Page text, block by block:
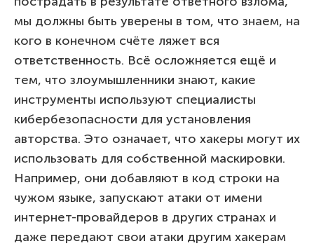
мы должны быть уверены в том, что знаем, на
кого в конечном счёте ляжет вся
ответственность. Всё осложняется ещё и
тем, что злоумышленники знают, какие
инструменты используют специалисты
кибербезопасности для установления
авторства. Это означает, что хакеры могут их
использовать для собственной маскировки.
Например, они добавляют в код строки на
чужом языке, запускают атаки от имени
интернет-провайдеров в других странах и
даже передают свои атаки другим хакерам